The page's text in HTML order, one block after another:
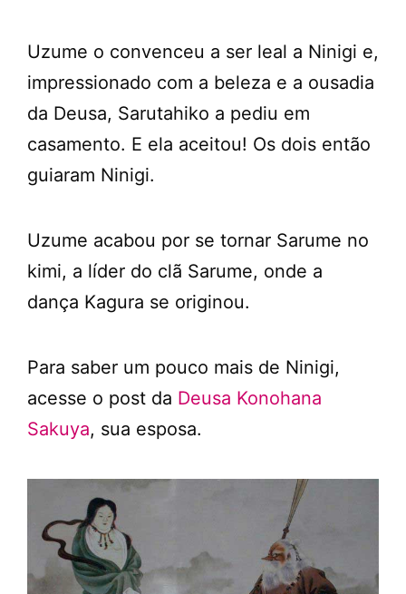
Uzume o convenceu a ser leal a Ninigi e,
impressionado com a beleza e a ousadia
da Deusa, Sarutahiko a pediu em
casamento. E ela aceitou! Os dois então
guiaram Ninigi.
Uzume acabou por se tornar Sarume no
kimi, a líder do clã Sarume, onde a
dança Kagura se originou.
Para saber um pouco mais de Ninigi,
acesse o post da Deusa Konohana
Sakuya, sua esposa.